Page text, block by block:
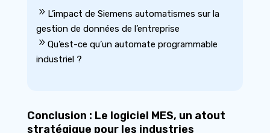
9 L’impact de Siemens automatismes sur la
gestion de données de l’entreprise
9 Qu’est-ce qu’un automate programmable
industriel ?
Conclusion : Le logiciel MES, un atout
stratégique pour les industries